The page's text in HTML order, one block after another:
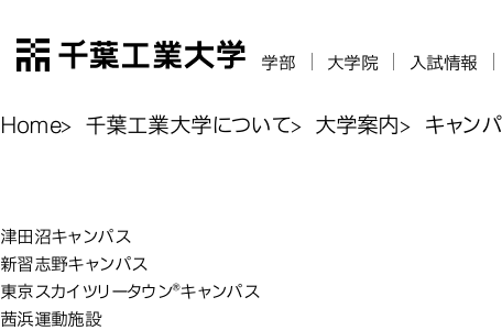
千葉工業大学
学部 大学院 入試情報
Home 千葉工業大学について 大学案内 キャン
津田沼キャンパ
津田沼キャンパス
新習志野キャンパス
東京スカイツリータウン®キャンパス
茜浜運動施設